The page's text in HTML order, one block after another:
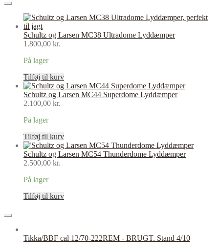
Schultz og Larsen MC38 Ultradome Lyddæmper
1.800,00 kr.
På lager
Tilføj til kurv
Schultz og Larsen MC44 Superdome Lyddæmper
2.100,00 kr.
På lager
Tilføj til kurv
Schultz og Larsen MC54 Thunderdome Lyddæmper
2.500,00 kr.
På lager
Tilføj til kurv
Tikka/BBF cal 12/70-222REM - BRUGT. Stand 4/10